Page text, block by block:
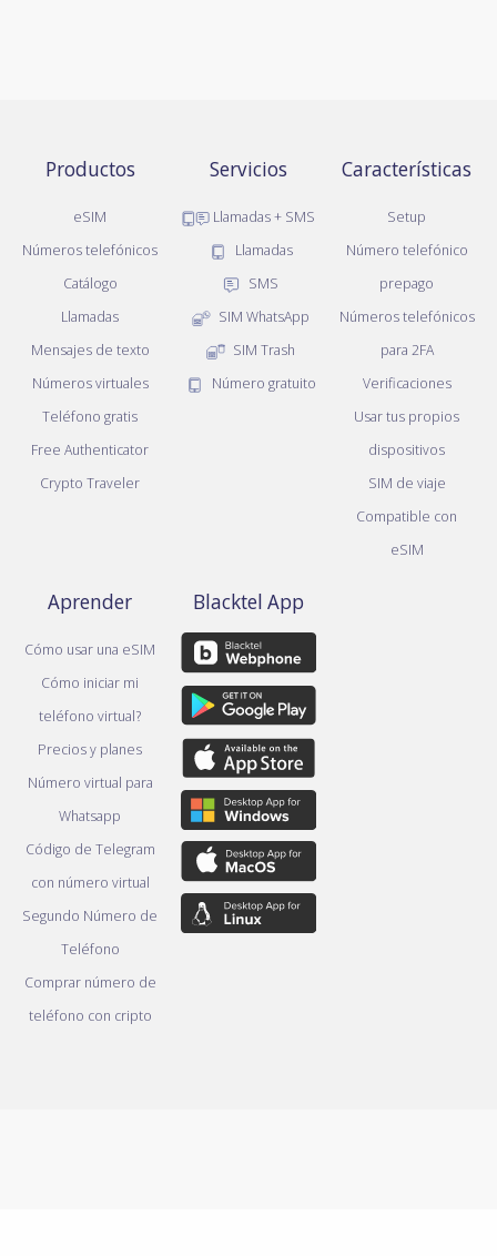
Productos
eSIM
Números telefónicos
Catálogo
Llamadas
Mensajes de texto
Números virtuales
Teléfono gratis
Free Authenticator
Crypto Traveler
Servicios
Llamadas + SMS
Llamadas
SMS
SIM WhatsApp
SIM Trash
Número gratuito
Características
Setup
Número telefónico
prepago
Números telefónicos
para 2FA
Verificaciones
Usar tus propios
dispositivos
SIM de viaje
Compatible con
eSIM
Aprender
Cómo usar una eSIM
Cómo iniciar mi
teléfono virtual?
Precios y planes
Número virtual para
Whatsapp
Código de Telegram
con número virtual
Segundo Número de
Teléfono
Comprar número de
teléfono con cripto
Blacktel App